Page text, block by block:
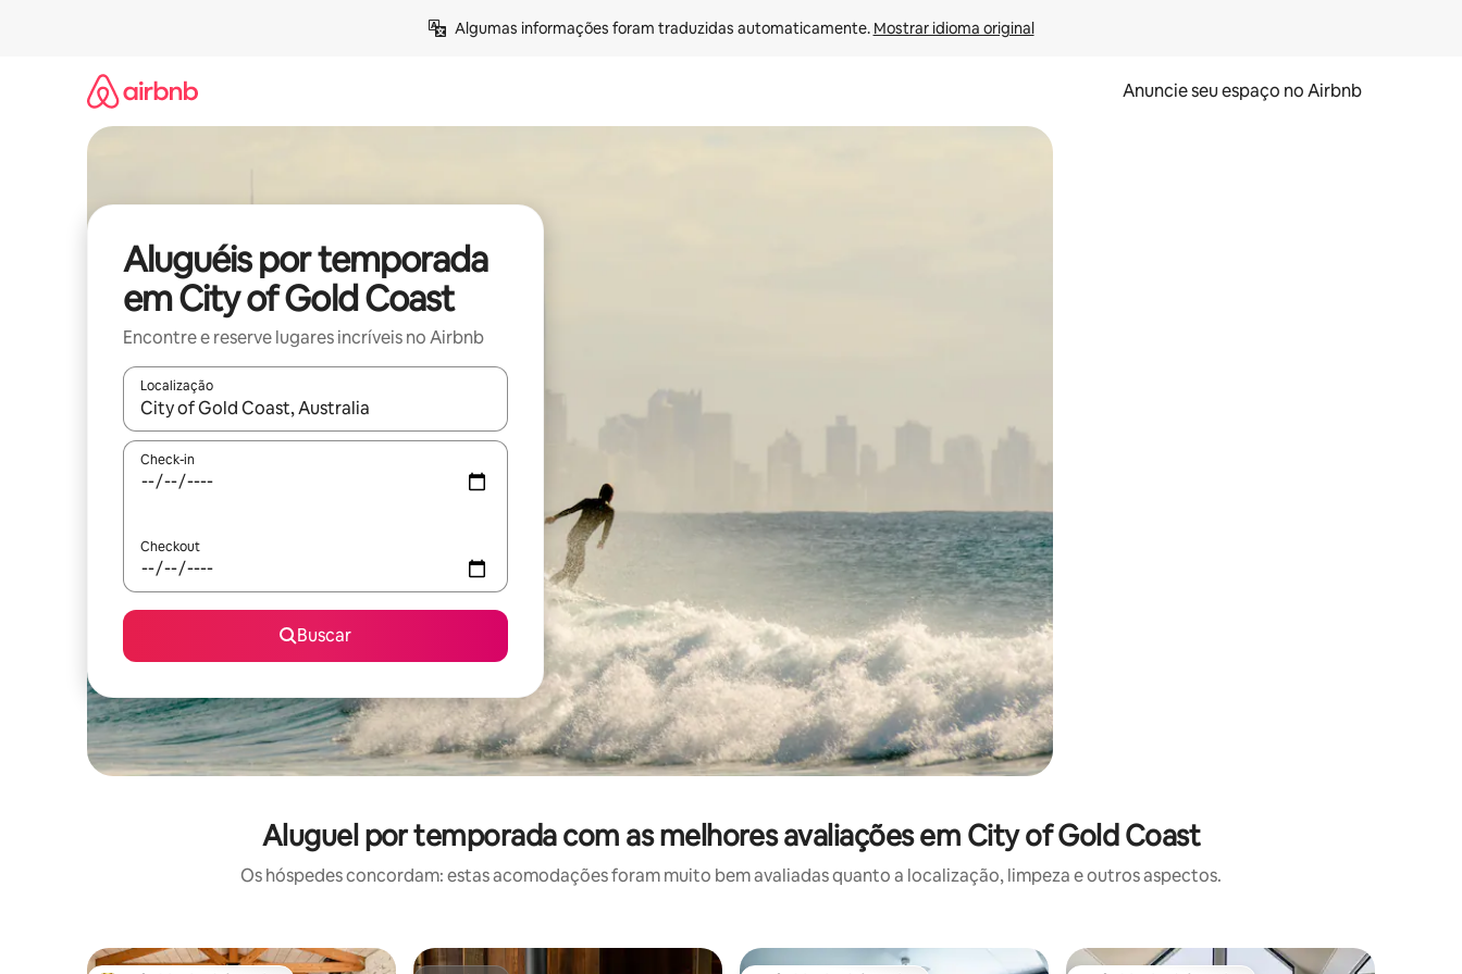
Algumas informações foram traduzidas automaticamente. Mostrar idioma original
Anuncie seu espaço no Airbnb
Aluguéis por temporada
em City of Gold Coast
Encontre e reserve lugares incríveis no Airbnb
Localização
Quando os resultados estiverem disponíveis, explore-os usando as seta para cima e para baixo do teclado ou tocando e deslizando o dedo na tela.
Check-in
Checkout
Buscar
Aluguel por temporada com as melhores avaliações em City of Gold Coast
Os hóspedes concordam: estas acomodações foram muito bem avaliadas quanto a localização, limpeza e outros aspectos.